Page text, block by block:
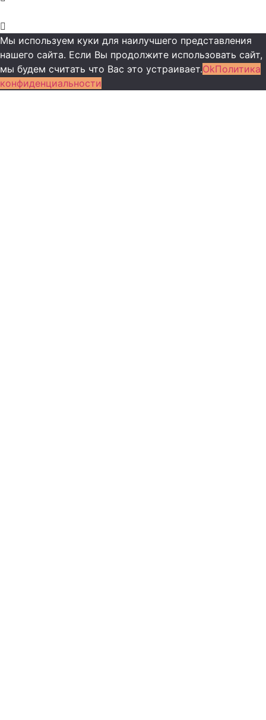
Мы используем куки для наилучшего представления
нашего сайта. Если Вы продолжите использовать сайт,
мы будем считать что Вас это устраивает.OkПолитика
конфиденциальности